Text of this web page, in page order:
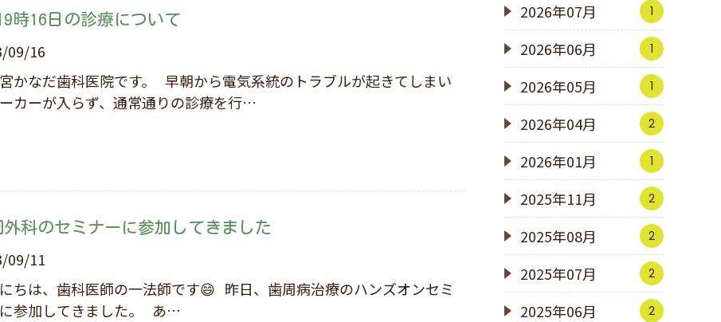
9時16日の診療について
09/16
科医院です。 早朝から電気系統のトラブルが起きてしまい
カーが入らず、通常通りの診療を行…
外科のセミナーに参加してきました
09/11
、歯科医師の一法師です😄 昨日、歯周病治療のハンズオンセミ
ナーに参加してきました。 あ…
2026年07月 1
2026年06月 1
2026年05月 1
2026年04月 2
2026年01月 1
2025年11月 2
2025年08月 2
2025年07月 2
2025年06月 2